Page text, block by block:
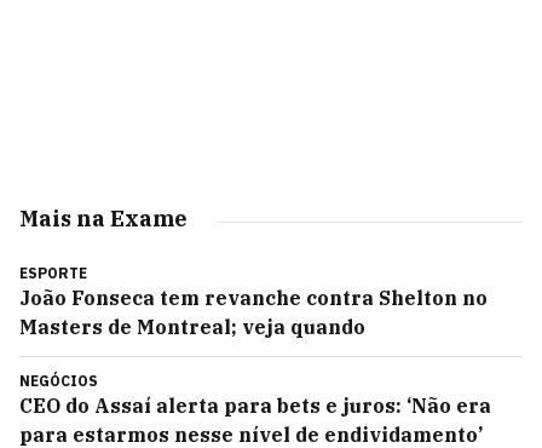
Mais na Exame
ESPORTE
João Fonseca tem revanche contra Shelton no
Masters de Montreal; veja quando
NEGÓCIOS
CEO do Assaí alerta para bets e juros: ‘Não era
para estarmos nesse nível de endividamento’